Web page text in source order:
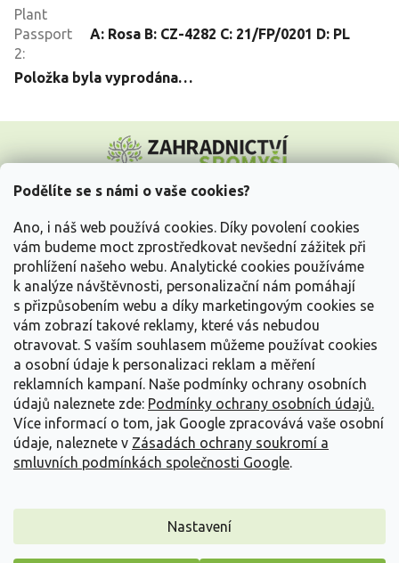
Podělíte se s námi o vaše cookies?
Ano, i náš web používá cookies. Díky povolení cookies
vám budeme moct zprostředkovat nevšední zážitek při
prohlížení našeho webu. Analytické cookies používáme
k analýze návštěvnosti, personalizační nám pomáhají
s přizpůsobením webu a díky marketingovým cookies se
vám zobrazí takové reklamy, které vás nebudou
otravovat. S vaším souhlasem můžeme používat cookies
a osobní údaje k personalizaci reklam a měření
reklamních kampaní. Naše podmínky ochrany osobních
údajů naleznete zde: Podmínky ochrany osobních údajů.
Více informací o tom, jak Google zpracovává vaše osobní
údaje, naleznete v Zásadách ochrany soukromí a
smluvních podmínkách společnosti Google.
Nastavení
Plant
Passport
2:
A: Rosa B: CZ-4282 C: 21/FP/0201 D: PL
Položka byla vyprodána…
p
Vše o nákupu
Informace pro Vás
Kontakujte nás
Vytvořil Shoptet